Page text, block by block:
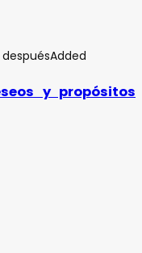
despuésAdded
y propósitos